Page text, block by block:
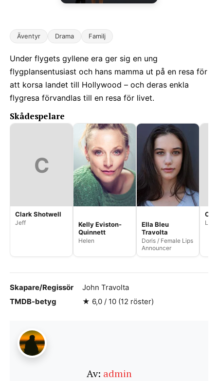
Äventyr Drama Familj
Under flygets gyllene era ger sig en ung
flygplansentusiast och hans mamma ut på en resa för
att korsa landet till Hollywood – och deras enkla
flygresa förvandlas till en resa för livet.
Skådespelare
C
Clark Shotwell
Jeff
Kelly Eviston-
Quinnett
Helen
Ella Bleu
Travolta
Doris / Female Lips
Announcer
Liz
Skapare/Regissör
John Travolta
TMDB-betyg
★ 6,0 / 10 (12 röster)
Av: admin